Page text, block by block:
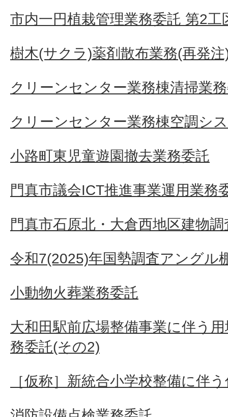
市内一円植栽管理業務委託 第2工
樹木(サクラ)薬剤散布業務(再発注
クリーンセンター業務棟清掃業
クリーンセンター業務棟空調シ
小路町東児童遊園撤去業務委託
門真市議会ICT推進事業運用業務
門真市石原北・大倉西地区建物
令和7(2025)年国勢調査アングル
小動物火葬業務委託
大和田駅前広場整備事業に伴う
務委託(その2)
［仮称］新統合小学校整備に伴